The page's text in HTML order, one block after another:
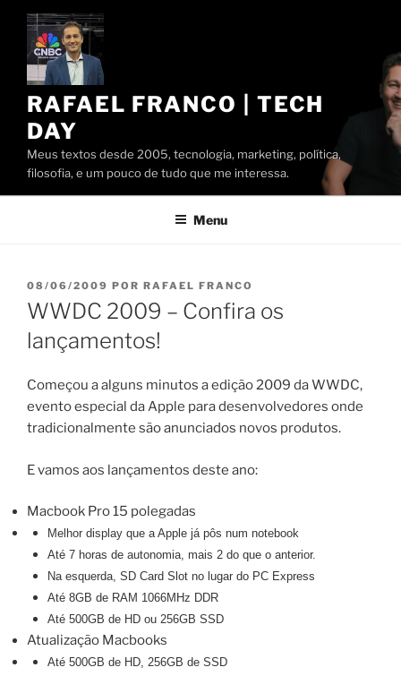
Pular
conteúdo
RAFAEL FRANCO | TECH
DAY
Meus textos desde 2005, tecnologia, marketing, política,
filosofia, e um pouco de tudo que me interessa.
Menu
PUBLICADO
EM
08/06/2009 POR RAFAEL FRANCO
WWDC 2009 – Confira os
lançamentos!
Começou a alguns minutos a edição 2009 da WWDC,
evento especial da Apple para desenvolvedores onde
tradicionalmente são anunciados novos produtos.
E vamos aos lançamentos deste ano:
Macbook Pro 15 polegadas
Melhor display que a Apple já pôs num notebook
Até 7 horas de autonomia, mais 2 do que o anterior.
Na esquerda, SD Card Slot no lugar do PC Express
Até 8GB de RAM 1066MHz DDR
Até 500GB de HD ou 256GB SSD
Atualização Macbooks
Até 500GB de HD, 256GB de SSD